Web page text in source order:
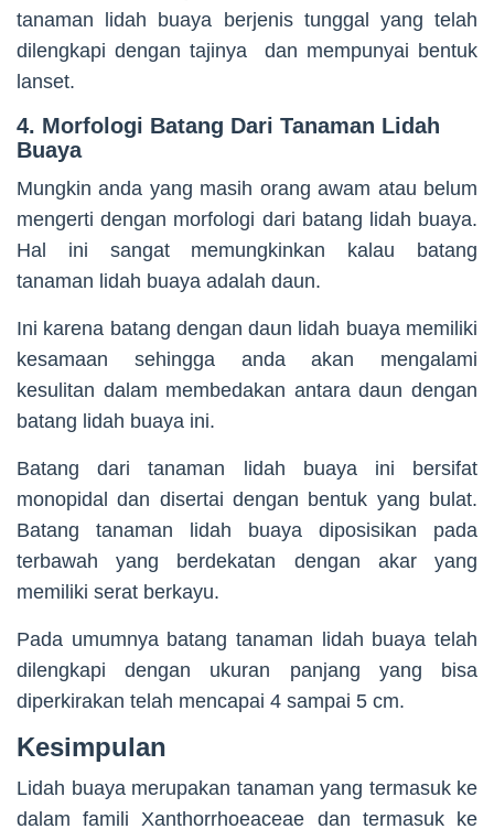
tanaman lidah buaya berjenis tunggal yang telah
dilengkapi dengan tajinya dan mempunyai bentuk
lanset.
4. Morfologi Batang Dari Tanaman Lidah
Buaya
Mungkin anda yang masih orang awam atau belum
mengerti dengan morfologi dari batang lidah buaya.
Hal ini sangat memungkinkan kalau batang
tanaman lidah buaya adalah daun.
Ini karena batang dengan daun lidah buaya memiliki
kesamaan sehingga anda akan mengalami
kesulitan dalam membedakan antara daun dengan
batang lidah buaya ini.
Batang dari tanaman lidah buaya ini bersifat
monopidal dan disertai dengan bentuk yang bulat.
Batang tanaman lidah buaya diposisikan pada
terbawah yang berdekatan dengan akar yang
memiliki serat berkayu.
Pada umumnya batang tanaman lidah buaya telah
dilengkapi dengan ukuran panjang yang bisa
diperkirakan telah mencapai 4 sampai 5 cm.
Kesimpulan
Lidah buaya merupakan tanaman yang termasuk ke
dalam famili Xanthorrhoeaceae dan termasuk ke